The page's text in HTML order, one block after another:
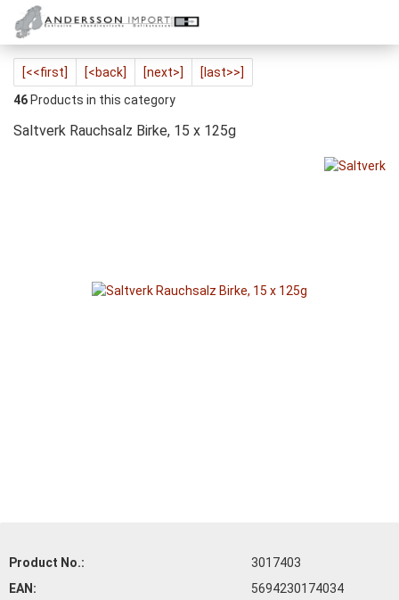
[<<first] [<back] [next>]
[last>>]
46 Products in this category
Saltverk Rauchsalz Birke, 15 x 125g
Product No.:
3017403
EAN:
5694230174034